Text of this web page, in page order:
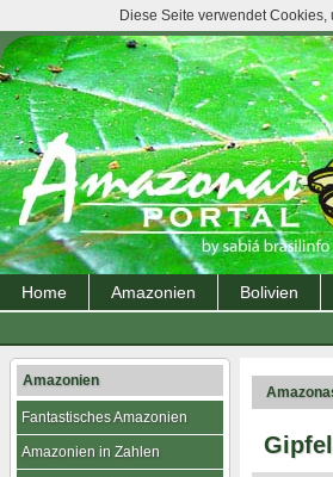
Home Amazonien Bolivien
Amazonien
Fantastisches Amazonien
Amazonien in Zahlen
Diese Seite verwendet